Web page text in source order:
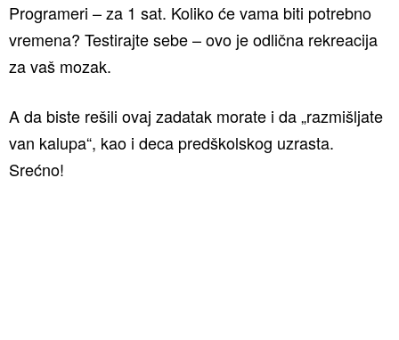
Programeri – za 1 sat. Koliko će vama biti potrebno
vremena? Testirajte sebe – ovo je odlična rekreacija
za vaš mozak.
A da biste rešili ovaj zadatak morate i da „razmišljate
van kalupa“, kao i deca predškolskog uzrasta.
Srećno!